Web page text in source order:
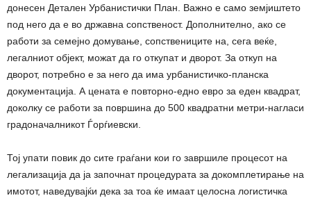
донесен Детален Урбанистички План. Важно е само земјиштето
под него да е во државна сопственост. Дополнително, ако се
работи за семејно домување, сопствениците на, сега веќе,
легалниот објект, можат да го откупат и дворот. За откуп на
дворот, потребно е за него да има урбанистичко-планска
документација. А цената е повторно-едно евро за еден квадрат,
доколку се работи за површина до 500 квадратни метри-нагласи
градоначалникот Ѓорѓиевски.
Тој упати повик до сите граѓани кои го завршиле процесот на
легализација да ја започнат процедурата за докомплетирање на
имотот, наведувајќи дека за тоа ќе имаат целосна логистичка